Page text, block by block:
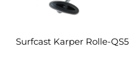
Surfcast Karper Rolle-QS5